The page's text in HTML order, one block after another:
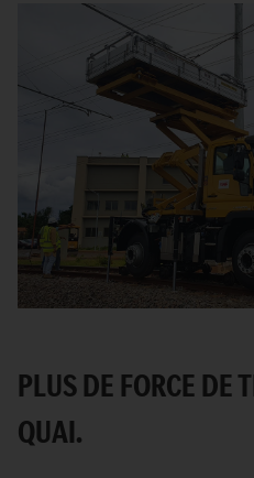
PLUS DE FORCE DE
QUAI.